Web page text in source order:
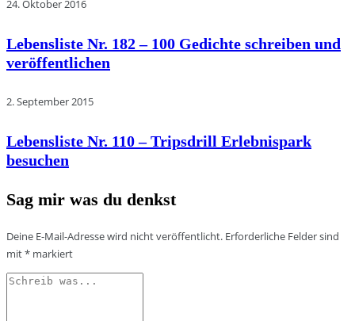
24. Oktober 2016
Lebensliste Nr. 182 – 100 Gedichte schreiben und
veröffentlichen
2. September 2015
Lebensliste Nr. 110 – Tripsdrill Erlebnispark
besuchen
Sag mir was du denkst
Deine E-Mail-Adresse wird nicht veröffentlicht. Erforderliche Felder sind
mit* markiert